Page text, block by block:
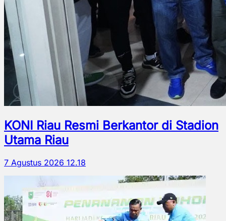
KONI Riau Resmi Berkantor di Stadion
Utama Riau
7 Agustus 2026 12.18